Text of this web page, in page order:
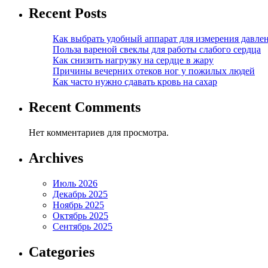
Recent Posts
Как выбрать удобный аппарат для измерения
Польза вареной свеклы для работы слабого сердца
Как снизить нагрузку на сердце в жару
Причины вечерних отеков ног у пожилых людей
Как часто нужно сдавать кровь на сахар
Recent Comments
Нет комментариев для просмотра.
Archives
Июль 2026
Декабрь 2025
Ноябрь 2025
Октябрь 2025
Сентябрь 2025
Categories